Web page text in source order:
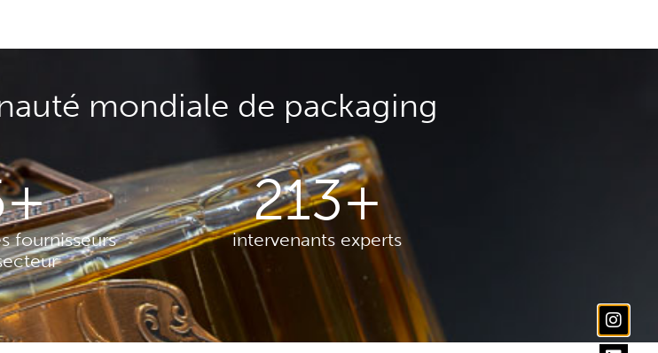
mondiale de packaging
+
fournisseurs
213+
intervenants experts